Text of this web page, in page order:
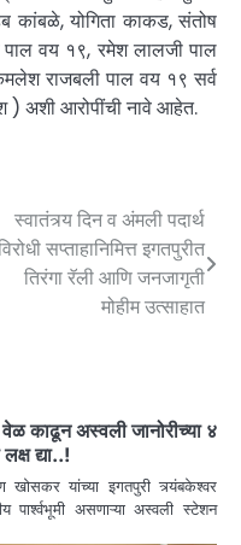
कांबळे, योगिता काकड, संतोष
पाल वय १९, रमेश लालजी पाल
राजबली पाल वय १९ सर्व
) अशी आरोपींची नावे आहेत.
स्वातंत्र्य दिन व अंमली पदार्थ
सप्ताहानिमित्त इगतपुरीत
तिरंगा रॅली आणि जनजागृती
मोहीम उत्साहात
काढून अस्वली जानोरीच्या ४
द्या..!
खोसकर यांच्या इगतपुरी त्र्यंबकेश्वर
पार्श्वभूमी असणाऱ्या अस्वली स्टेशन